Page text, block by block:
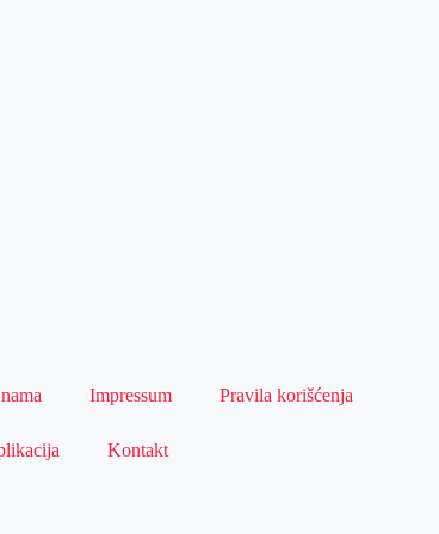
Impressum Pravila korišćenja
Kontakt